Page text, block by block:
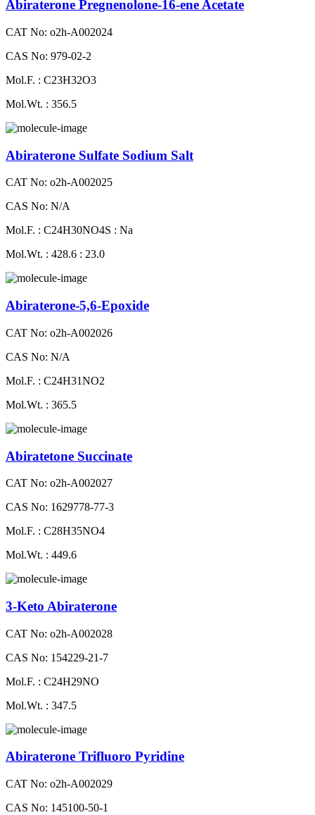
Abiraterone Pregnenolone-16-ene Acetate
CAT No: o2h-A002024
CAS No: 979-02-2
Mol.F. : C23H32O3
Mol.Wt. : 356.5
Abiraterone Sulfate Sodium Salt
CAT No: o2h-A002025
CAS No: N/A
Mol.F. : C24H30NO4S : Na
Mol.Wt. : 428.6 : 23.0
Abiraterone-5,6-Epoxide
CAT No: o2h-A002026
CAS No: N/A
Mol.F. : C24H31NO2
Mol.Wt. : 365.5
Abiratetone Succinate
CAT No: o2h-A002027
CAS No: 1629778-77-3
Mol.F. : C28H35NO4
Mol.Wt. : 449.6
3-Keto Abiraterone
CAT No: o2h-A002028
CAS No: 154229-21-7
Mol.F. : C24H29NO
Mol.Wt. : 347.5
Abiraterone Trifluoro Pyridine
CAT No: o2h-A002029
CAS No: 145100-50-1